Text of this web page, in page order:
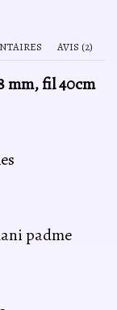
AVIS (2)
mm, fil 40cm
padme